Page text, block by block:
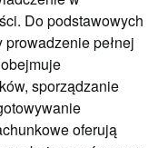
Do podstawowych
pełnej
sporządzanie
oferują